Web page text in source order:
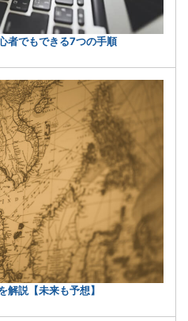
者でもできる7つの手順
説【未来も予想】